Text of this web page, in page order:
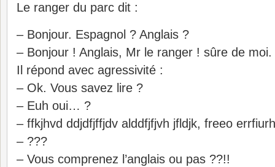
Le ranger du parc dit :
– Bonjour. Espagnol ? Anglais ?
– Bonjour ! Anglais, Mr le ranger ! sûre de moi.
Il répond avec agressivité :
– Ok. Vous savez lire ?
– Euh oui… ?
– ffkjhvd ddjdfjffjdv alddfjfjvh jfldjk, freeo
– ???
– Vous comprenez l’anglais ou pas ??!!